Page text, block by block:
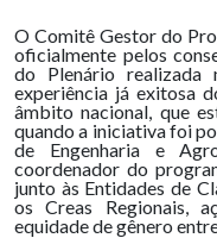
O Comitê Gestor do
oficialmente pelos
do Plenário
experiência já exitosa
âmbito nacional, que
quando a iniciativa foi
de Engenharia e
coordenador do
junto às Entidades de
os Creas Regionais,
equidade de gênero